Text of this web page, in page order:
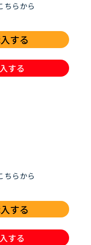
ちらから
する
する
ちらから
する
する